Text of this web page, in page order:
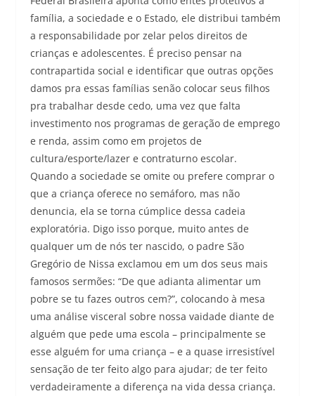
família, a sociedade e o Estado, ele distribui também
a responsabilidade por zelar pelos direitos de
crianças e adolescentes. É preciso pensar na
contrapartida social e identificar que outras opções
damos pra essas famílias senão colocar seus filhos
pra trabalhar desde cedo, uma vez que falta
investimento nos programas de geração de emprego
e renda, assim como em projetos de
cultura/esporte/lazer e contraturno escolar.
Quando a sociedade se omite ou prefere comprar o
que a criança oferece no semáforo, mas não
denuncia, ela se torna cúmplice dessa cadeia
exploratória. Digo isso porque, muito antes de
qualquer um de nós ter nascido, o padre São
Gregório de Nissa exclamou em um dos seus mais
famosos sermões: “De que adianta alimentar um
pobre se tu fazes outros cem?”, colocando à mesa
uma análise visceral sobre nossa vaidade diante de
alguém que pede uma escola – principalmente se
esse alguém for uma criança – e a quase irresistível
sensação de ter feito algo para ajudar; de ter feito
verdadeiramente a diferença na vida dessa criança.